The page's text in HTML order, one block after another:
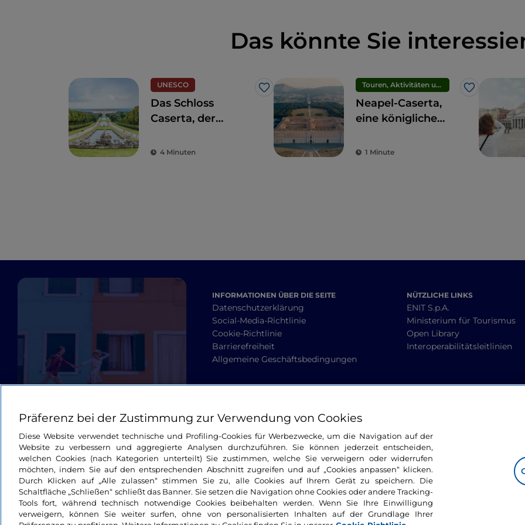
Das könnte Sie
UNESCO
Like
Das Schloss
Caserta, der
des italienischen
4 Minuten
Touren, Aktivitäten und Erlebnisse
Like
Neapel-Caserta,
eine königliche
1 Minute
INFORMATIONEN ÜBER DIE SEITE
Datenschutzerklärung
Social-Media-Richtlinie
Cookie-Richtlinie
Barrierefreiheit
Allgemeine Geschäftsbedingungen
NÜTZLICHE LINKS
ENIT S.p.A.
Ministerium für Tourismus
Open Library
Interoperabilitätsleitlinien
Präferenz bei der Zustimmung zur Verwendung von Cookies
Diese Website verwendet technische und Profiling-Cookies für Werbezwecke, um die Navigation auf der
Website zu verbessern und aggregierte Analysen durchzuführen. Sie können jederzeit entscheiden,
welchen Cookies (nach Kategorien unterteilt) Sie zustimmen, welche Sie verweigern oder widerrufen
möchten, indem Sie auf den entsprechenden Abschnitt zugreifen und auf „Cookies anpassen“ klicken.
Durch Klicken auf „Alle zulassen“ stimmen Sie zu, alle Cookies auf Ihrem Gerät zu speichern. Die
Schaltfläche „Schließen“ schließt das Banner. Sie setzen die Navigation ohne Cookies oder andere Tracking-
Tools fort, während technisch notwendige Cookies beibehalten werden. Wenn Sie Ihre Einwilligung
verweigern, können Sie weiter surfen, ohne von personalisierten Inhalten auf der Grundlage Ihrer